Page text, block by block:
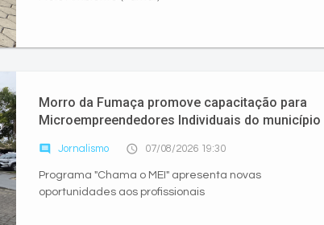
Morro da Fumaça promove capacitação para
Microempreendedores Individuais do município
comment Jornalismo access_time 07/08/2026 19:30
Programa "Chama o MEI" apresenta novas
oportunidades aos profissionais